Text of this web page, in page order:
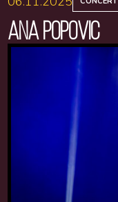
ANA POPOVIC